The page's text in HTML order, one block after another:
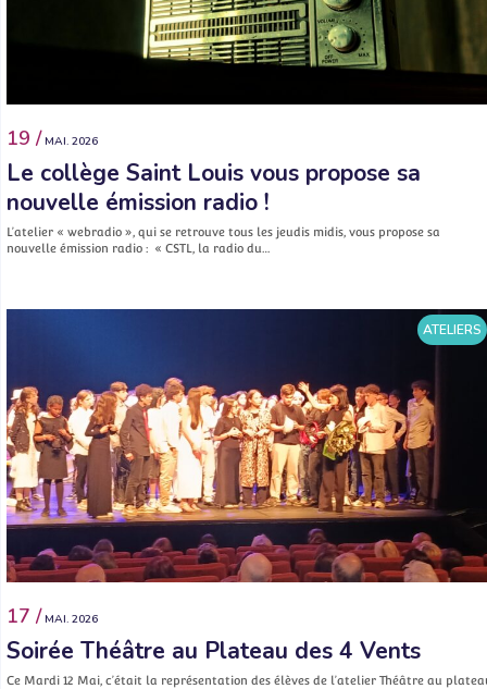
19 / MAI. 2026
Le collège Saint Louis vous propose sa
nouvelle émission radio !
L’atelier « webradio », qui se retrouve tous les jeudis midis, vous propose sa
nouvelle émission radio : « CSTL, la radio du…
ATELIERS
17 / MAI. 2026
Soirée Théâtre au Plateau des 4 Vents
Ce Mardi 12 Mai, c’était la représentation des élèves de l’atelier Théâtre au